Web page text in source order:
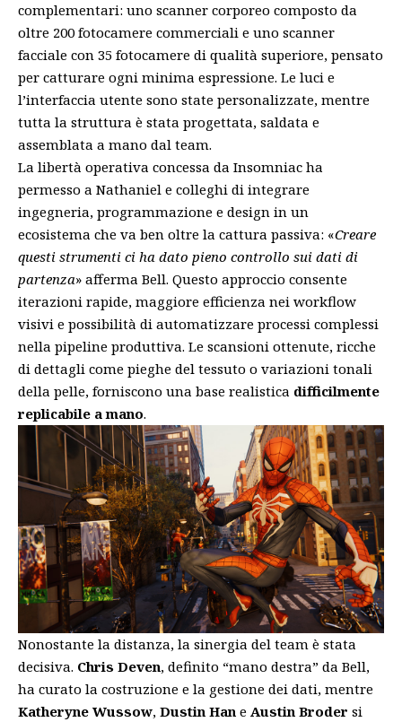
complementari: uno scanner corporeo composto da
oltre 200 fotocamere commerciali e uno scanner
facciale con 35 fotocamere di qualità superiore, pensato
per catturare ogni minima espressione. Le luci e
l’interfaccia utente sono state personalizzate, mentre
tutta la struttura è stata progettata, saldata e
assemblata a mano dal team.
La libertà operativa concessa da Insomniac ha
permesso a Nathaniel e colleghi di integrare
ingegneria, programmazione e design in un
ecosistema che va ben oltre la cattura passiva: «Creare
questi strumenti ci ha dato pieno controllo sui dati di
partenza» afferma Bell. Questo approccio consente
iterazioni rapide, maggiore efficienza nei workflow
visivi e possibilità di automatizzare processi complessi
nella pipeline produttiva. Le scansioni ottenute, ricche
di dettagli come pieghe del tessuto o variazioni tonali
della pelle, forniscono una base realistica difficilmente
replicabile a mano.
Nonostante la distanza, la sinergia del team è stata
decisiva. Chris Deven, definito “mano destra” da Bell,
ha curato la costruzione e la gestione dei dati, mentre
Katheryne Wussow, Dustin Han e Austin Broder si